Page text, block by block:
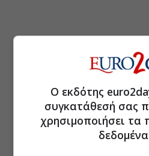
Ο εκδότης
συγκατάθεσή σας
χρησιμοποιήσει